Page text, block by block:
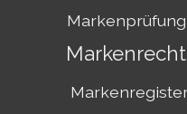
Markenprüfung
Markenrecht